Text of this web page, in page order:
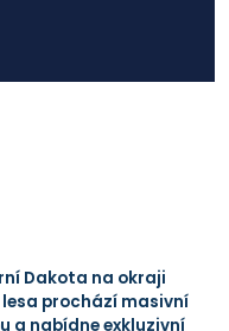
Dakota na okraji
lesa prochází masivní
a nabídne exkluzivní